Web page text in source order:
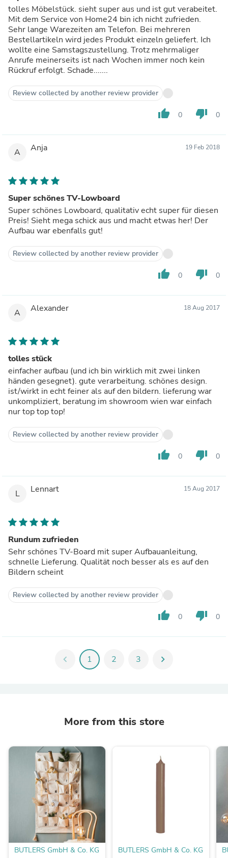
tolles Möbelstück. sieht super aus und ist gut verabeitet.
Mit dem Service von Home24 bin ich nicht zufrieden.
Sehr lange Warezeiten am Telefon. Bei mehreren
Bestellartikeln wird jedes Produkt einzeln geliefert. Ich
wollte eine Samstagszustellung. Trotz mehrmaliger
Anrufe meinerseits ist nach Wochen immer noch kein
Rückruf erfolgt. Schade.......
Review collected by another review provider
thumb_up 0 thumb_down 0
A Anja 19 Feb 2018
Super schönes TV-Lowboard
Super schönes Lowboard, qualitativ echt super für diesen
Preis! Sieht mega schick aus und macht etwas her! Der
Aufbau war ebenfalls gut!
Review collected by another review provider
thumb_up 0 thumb_down 0
A Alexander 18 Aug 2017
tolles stück
einfacher aufbau (und ich bin wirklich mit zwei linken
händen gesegnet). gute verarbeitung. schönes design.
ist/wirkt in echt feiner als auf den bildern. lieferung war
unkompliziert, beratung im showroom wien war einfach
nur top top top!
Review collected by another review provider
thumb_up 0 thumb_down 0
L Lennart 15 Aug 2017
Rundum zufrieden
Sehr schönes TV-Board mit super Aufbauanleitung,
schnelle Lieferung. Qualität noch besser als es auf den
Bildern scheint
Review collected by another review provider
thumb_up 0 thumb_down 0
chevron_left 1 2 3 chevron_right
More from this store
BUTLERS GmbH & Co. KG BUTLERS GmbH & Co. KG